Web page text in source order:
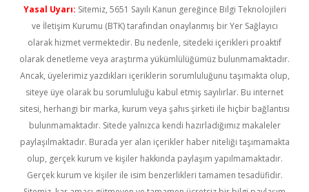
Yasal Uyarı: Sitemiz, 5651 Sayılı Kanun gereğince Bilgi Teknolojileri
ve İletişim Kurumu (BTK) tarafından onaylanmış bir Yer Sağlayıcı
olarak hizmet vermektedir. Bu nedenle, sitedeki içerikleri proaktif
olarak denetleme veya araştırma yükümlülüğümüz bulunmamaktadır.
Ancak, üyelerimiz yazdıkları içeriklerin sorumluluğunu taşımakta olup,
siteye üye olarak bu sorumluluğu kabul etmiş sayılırlar. Bu internet
sitesi, herhangi bir marka, kurum veya şahıs şirketi ile hiçbir bağlantısı
bulunmamaktadır. Sitede yalnızca kendi hazırladığımız makaleler
paylaşılmaktadır. Burada yer alan içerikler haber niteliği taşımamakta
olup, gerçek kurum ve kişiler hakkında paylaşım yapılmamaktadır.
Gerçek kurum ve kişiler ile isim benzerlikleri tamamen tesadüfidir.